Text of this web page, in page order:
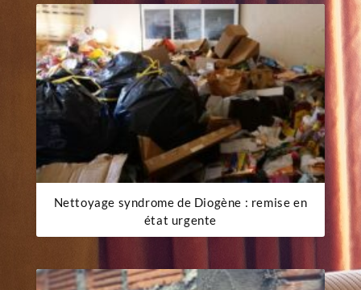
Nettoyage syndrome de Diogène : remise en
état urgente